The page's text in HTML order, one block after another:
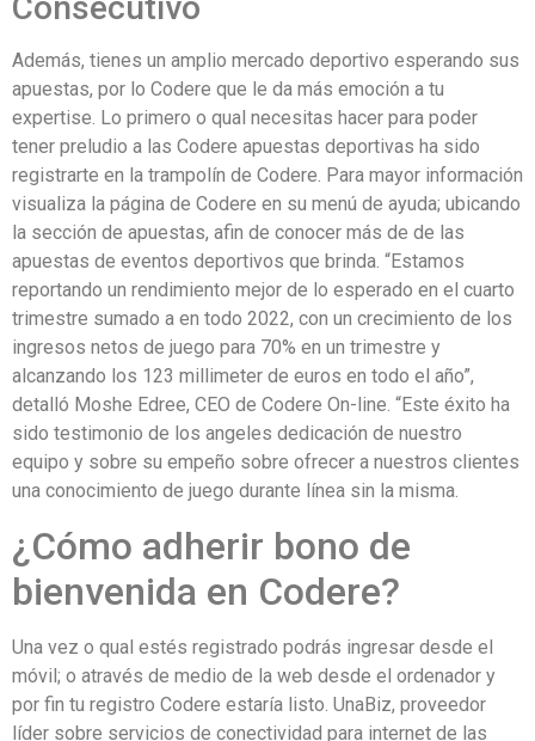
Consecutivo
Además, tienes un amplio mercado deportivo esperando sus
apuestas, por lo Codere que le da más emoción a tu
expertise. Lo primero o qual necesitas hacer para poder
tener preludio a las Codere apuestas deportivas ha sido
registrarte en la trampolín de Codere. Para mayor información
visualiza la página de Codere en su menú de ayuda; ubicando
la sección de apuestas, afin de conocer más de de las
apuestas de eventos deportivos que brinda. “Estamos
reportando un rendimiento mejor de lo esperado en el cuarto
trimestre sumado a en todo 2022, con un crecimiento de los
ingresos netos de juego para 70% en un trimestre y
alcanzando los 123 millimeter de euros en todo el año”,
detalló Moshe Edree, CEO de Codere On-line. “Este éxito ha
sido testimonio de los angeles dedicación de nuestro
equipo y sobre su empeño sobre ofrecer a nuestros clientes
una conocimiento de juego durante línea sin la misma.
¿Cómo adherir bono de
bienvenida en Codere?
Una vez o qual estés registrado podrás ingresar desde el
móvil; o através de medio de la web desde el ordenador y
por fin tu registro Codere estaría listo. UnaBiz, proveedor
líder sobre servicios de conectividad para internet de las